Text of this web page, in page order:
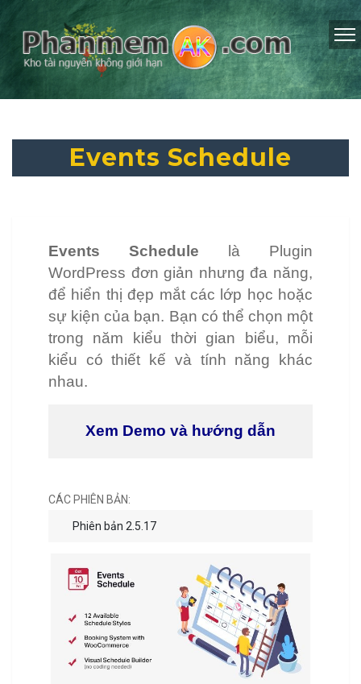
Events Schedule
Events Schedule là Plugin
WordPress đơn giản nhưng đa năng,
để hiển thị đẹp mắt các lớp học hoặc
sự kiện của bạn. Bạn có thể chọn một
trong năm kiểu thời gian biểu, mỗi
kiểu có thiết kế và tính năng khác
nhau.
Xem Demo và hướng dẫn
CÁC PHIÊN BẢN:
Phiên bản 2.5.17